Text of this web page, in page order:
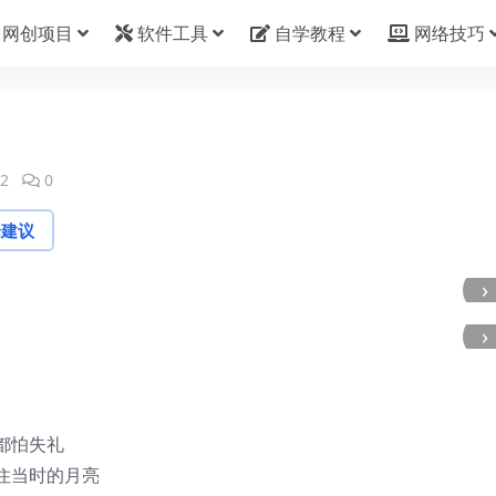
网创项目 软件工具 自学教程 网络技巧
0
议
›
›
怕失礼
当时的月亮